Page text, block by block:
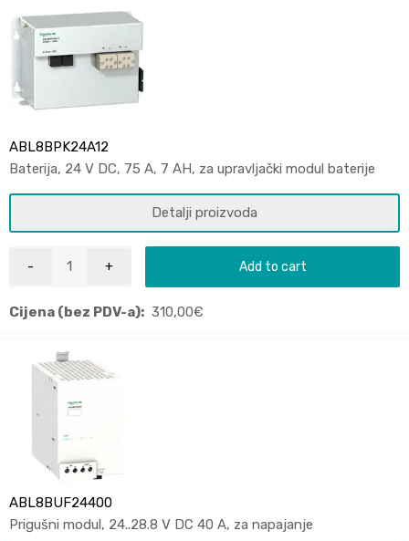
ABL8BPK24A12
Baterija, 24 V DC, 75 A, 7 AH, za upravljački modul baterije
Detalji proizvoda
Add to cart
Cijena (bez PDV-a): 310,00€
ABL8BUF24400
Prigušni modul, 24..28.8 V DC 40 A, za napajanje